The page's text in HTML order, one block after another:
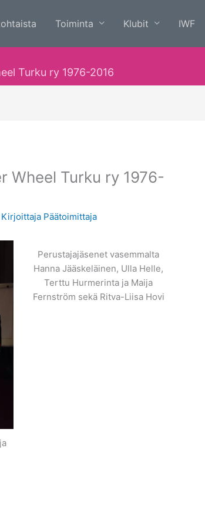
Toiminta Klubit IWF
Turku ry 1976-2016
Wheel Turku ry 1976-
Päätoimittaja
Perustajajäsenet vasemmalta
Hanna Jääskeläinen, Ulla Helle,
Terttu Hurmerinta ja Maija
Fernström sekä Ritva-Liisa Hovi